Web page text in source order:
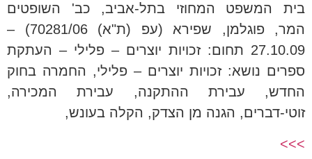
בית המשפט המחוזי בתל-אביב, כב' השופטים
המר, פוגלמן, שפירא (עפ (ת"א) 70281/06) –
27.10.09 תחום: זכויות יוצרים – פלילי – העתקת
ספרים נושא: זכויות יוצרים – פלילי, החמרה בחוק
החדש, עבירת ההתקנה, עבירת המכירה,
זוטי-דברים, הגנה מן הצדק, הקלה בעונש,
>>>